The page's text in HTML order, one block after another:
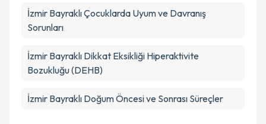
İzmir Bayraklı Çocuklarda Uyum ve Davranış
Sorunları
İzmir Bayraklı Dikkat Eksikliği Hiperaktivite
Bozukluğu (DEHB)
İzmir Bayraklı Doğum Öncesi ve Sonrası Süreçler